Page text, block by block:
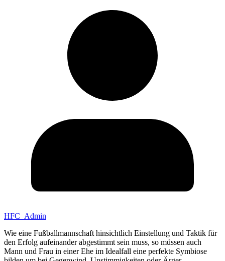
HFC_Admin
Wie eine Fußballmannschaft hinsichtlich Einstellung und Taktik für
den Erfolg aufeinander abgestimmt sein muss, so müssen auch
Mann und Frau in einer Ehe im Idealfall eine perfekte Symbiose